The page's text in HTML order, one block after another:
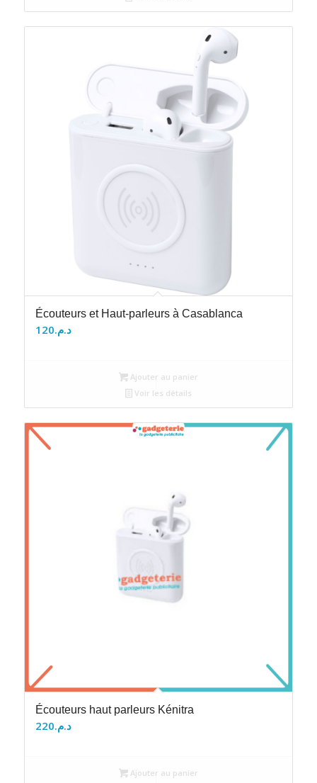
Écouteurs et Haut-parleurs à Casablanca
د.م.120
Ajouter au panier
Voir les détails
Écouteurs haut parleurs Kénitra
د.م.220
Ajouter au panier